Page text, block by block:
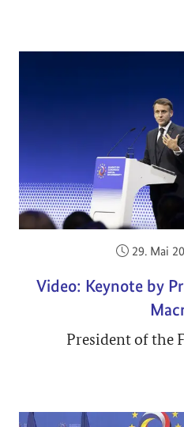
29. Mai
Video: Keynote by
President of the